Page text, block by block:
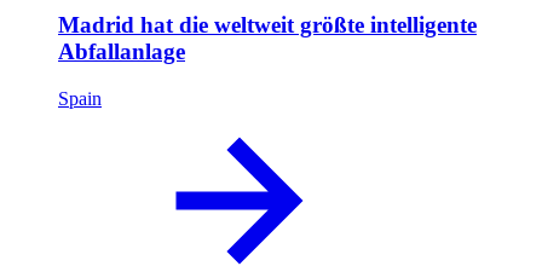
Madrid hat die weltweit größte intelligente
Abfallanlage
Spain